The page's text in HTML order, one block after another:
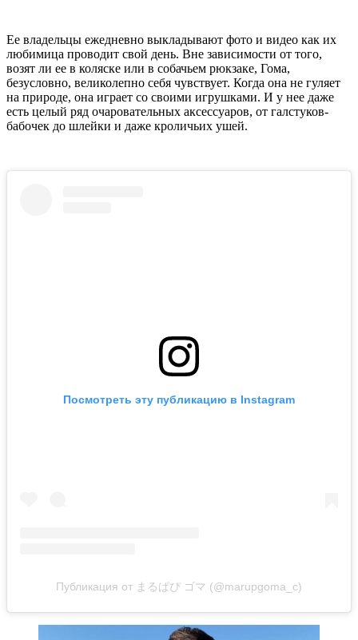
Ее владельцы ежедневно выкладывают фото и видео как их
любимица проводит свой день. Вне зависимости от того,
возят ли ее в коляске или в собачьем рюкзаке, Гома,
безусловно, великолепно себя чувствует. Когда она не гуляет
на природе, она играет со своими игрушками. И у нее даже
есть целый ряд очаровательных аксессуаров, от галстуков-
бабочек до шлейки и даже кроличьих ушей.
Посмотреть эту публикацию в Instagram
Публикация от まるぱぴ ゴマ (@marupgoma_c)